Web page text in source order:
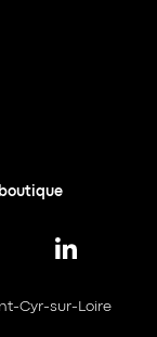
Cyr-sur-Loire